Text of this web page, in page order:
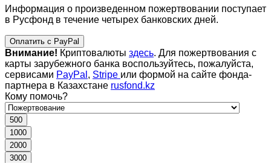
Информация о произведенном пожертвовании поступает
в Русфонд в течение четырех банковских дней.
Оплатить с PayPal
Внимание! Криптовалюты здесь. Для пожертвования с
карты зарубежного банка воспользуйтесь, пожалуйста,
сервисами PayPal , Stripe или формой на сайте фонда-
партнера в Казахстане rusfond.kz
Кому помочь?
500
1000
2000
3000